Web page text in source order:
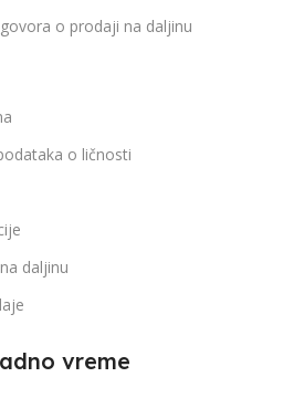
o prodaji na daljinu
o ličnosti
daljinu
vreme